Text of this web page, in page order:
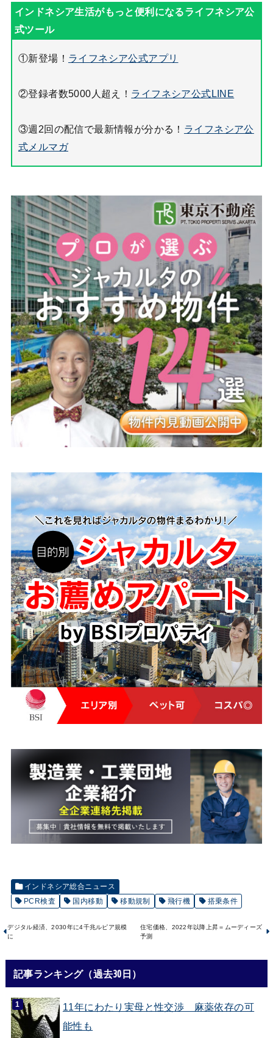
①新登場！ ライフネシア公式アプリ
②登録者数5000人超え！ ライフネシア公式LINE
③週2回の配信で最新情報が分かる！ ライフネシア公
式メルマガ
インドネシア総合ニュース
PCR検査
国内移動 移動規制 飛行機 搭乗条件
デジタル経済、2030年に4千兆ルピア規模
に
住宅価格、2022年以降上昇＝ムーディーズ
予測
記事ランキング（過去30日）
11年にわたり実母と性交渉 麻薬依存の可
能性も